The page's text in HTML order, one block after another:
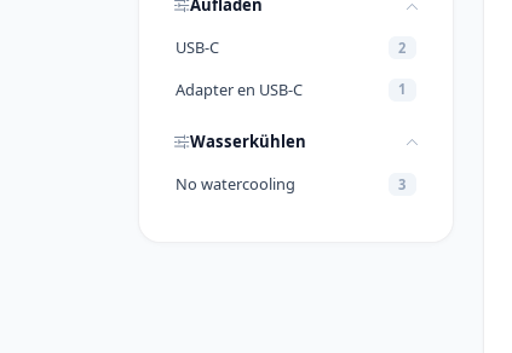
Aufladen
USB-C
2
Adapter en USB-C 1
Wasserkühlen
No watercooling
3